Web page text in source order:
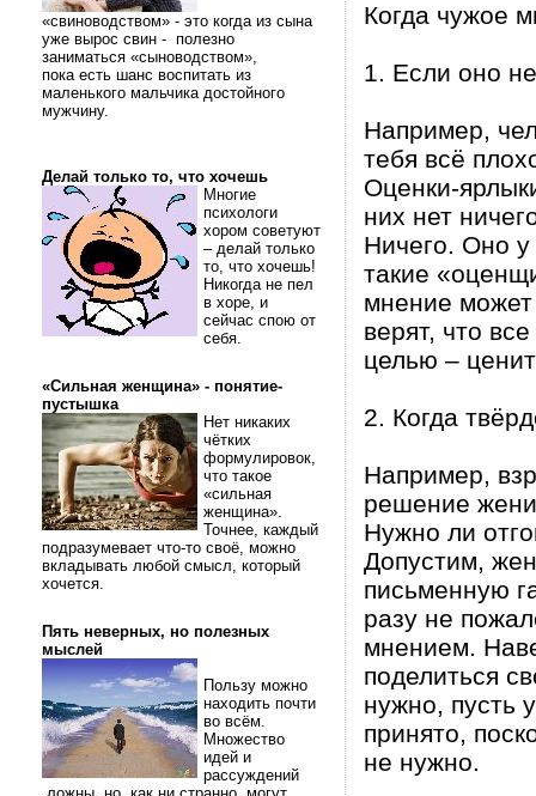
«свиноводством» - это когда из сына
уже вырос свин - полезно
заниматься «сыноводством»,
пока есть шанс воспитать из
маленького мальчика достойного
мужчину.
Делай только то, что хочешь
Многие
психологи
хором советуют
– делай только
то, что хочешь!
Никогда не пел
в хоре, и
сейчас спою от
себя.
«Сильная женщина» - понятие-
пустышка
Нет никаких
чётких
формулировок,
что такое
«сильная
женщина».
Точнее, каждый
подразумевает что-то своё, можно
вкладывать любой смысл, который
хочется.
Пять неверных, но полезных
мыслей
Пользу можно
находить почти
во всём.
Множество
идей и
рассуждений
Когда чужое
1. Если оно
Например,
тебя всё
Оценки-
них нет
Ничего. Оно
такие
мнение
верят, что
целью –
2. Когда
Например,
решение
Нужно ли
Допустим,
письменную
разу не
мнением.
поделиться
нужно, пусть
принято,
не нужно.